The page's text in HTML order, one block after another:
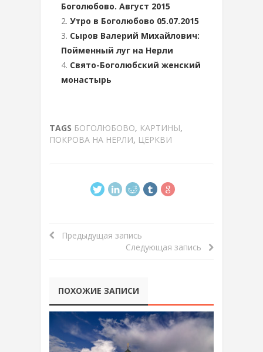
Боголюбово. Август 2015
Утро в Боголюбово 05.07.2015
Сыров Валерий Михайлович:
Пойменный луг на Нерли
Свято-Боголюбский женский
монастырь
TAGS БОГОЛЮБОВО, КАРТИНЫ,
ПОКРОВА НА НЕРЛИ, ЦЕРКВИ
Предыдущая запись
Следующая запись
ПОХОЖИЕ ЗАПИСИ